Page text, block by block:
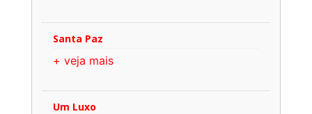
Santa Paz
+ veja mais
Um Luxo